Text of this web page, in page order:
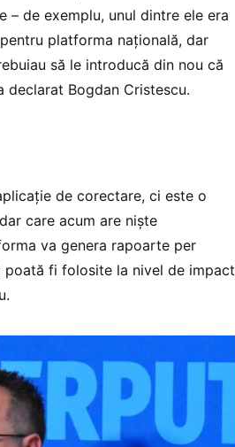
de exemplu, unul dintre ele era
platforma națională, dar
să le introducă din nou că
declarat Bogdan Cristescu.
de corectare, ci este o
care acum are niște
va genera rapoarte per
poată fi folosite la nivel de impact